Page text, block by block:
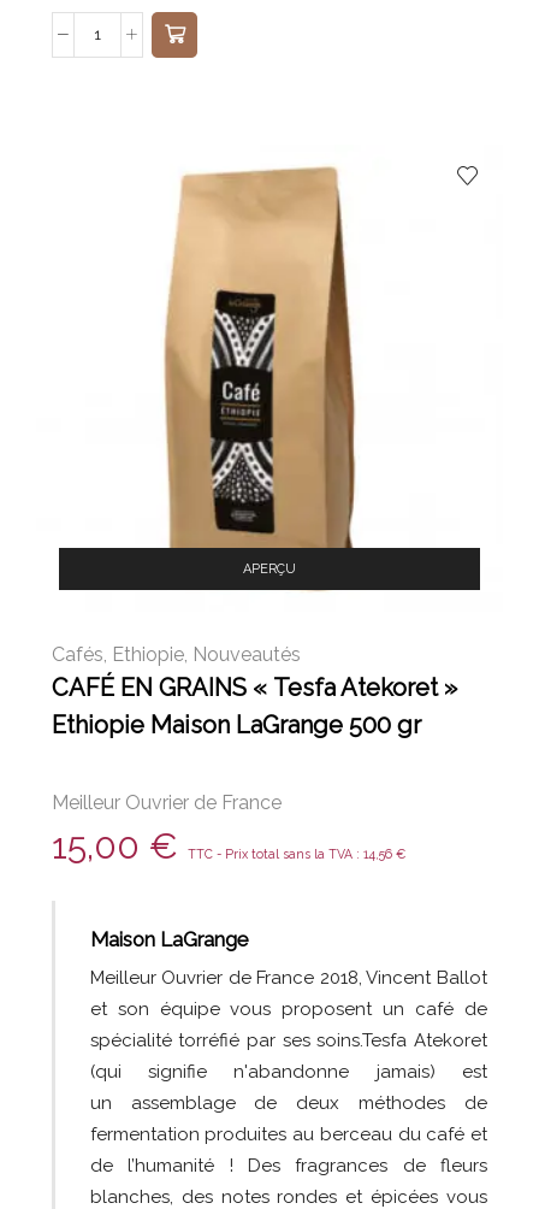
APERÇU
Cafés, Ethiopie, Nouveautés
CAFÉ EN GRAINS « Tesfa Atekoret »
Ethiopie Maison LaGrange 500 gr
Meilleur Ouvrier de France
15,00 € TTC - Prix total sans la TVA : 14,56 €
Maison LaGrange
Meilleur Ouvrier de France 2018, Vincent Ballot
et son équipe vous proposent un café de
spécialité torréfié par ses soins.Tesfa Atekoret
(qui signifie n'abandonne jamais) est
un assemblage de deux méthodes de
fermentation produites au berceau du café et
de l’humanité ! Des fragrances de fleurs
blanches, des notes rondes et épicées vous